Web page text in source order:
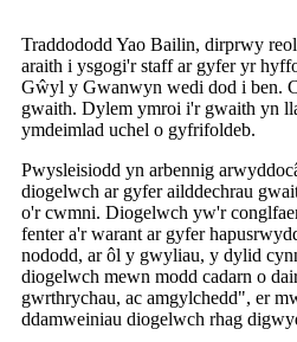
Traddododd Yao Bailin, dirprwy
araith i ysgogi'r staff ar gyfer yr
Gŵyl y Gwanwyn wedi dod i ben.
gwaith. Dylem ymroi i'r gwaith yn
ymdeimlad uchel o gyfrifoldeb.
Pwysleisiodd yn arbennig
diogelwch ar gyfer ailddechrau
o'r cwmni. Diogelwch yw'r
fenter a'r warant ar gyfer
nododd, ar ôl y gwyliau, y dylid
diogelwch mewn modd cadarn o
gwrthrychau, ac amgylchedd", er
ddamweiniau diogelwch rhag